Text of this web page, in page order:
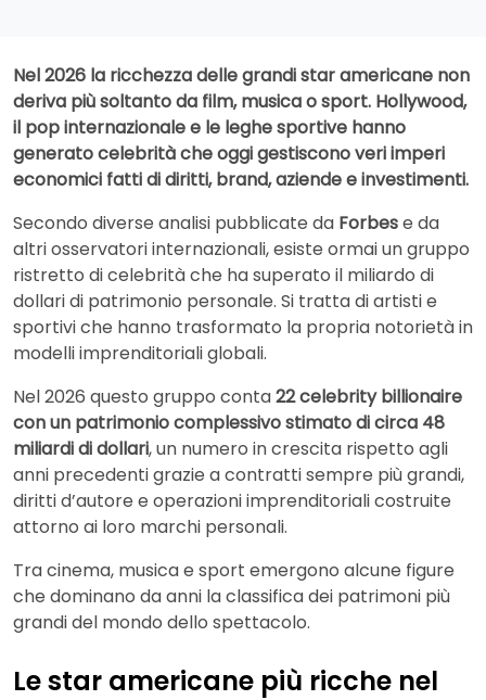
Nel 2026 la ricchezza delle grandi star americane non
deriva più soltanto da film, musica o sport. Hollywood,
il pop internazionale e le leghe sportive hanno
generato celebrità che oggi gestiscono veri imperi
economici fatti di diritti, brand, aziende e investimenti.
Secondo diverse analisi pubblicate da Forbese da
altri osservatori internazionali, esiste ormai un gruppo
ristretto di celebrità che ha superato il miliardo di
dollari di patrimonio personale. Si tratta di artisti e
sportivi che hanno trasformato la propria notorietà in
modelli imprenditoriali globali.
Nel 2026 questo gruppo conta22 celebrity billionaire
con un patrimonio complessivo stimato di circa 48
miliardi di dollari, un numero in crescita rispetto agli
anni precedenti grazie a contratti sempre più grandi,
diritti d’autore e operazioni imprenditoriali costruite
attorno ai loro marchi personali.
Tra cinema, musica e sport emergono alcune figure
che dominano da anni la classifica dei patrimoni più
grandi del mondo dello spettacolo.
Le star americane più ricche nel